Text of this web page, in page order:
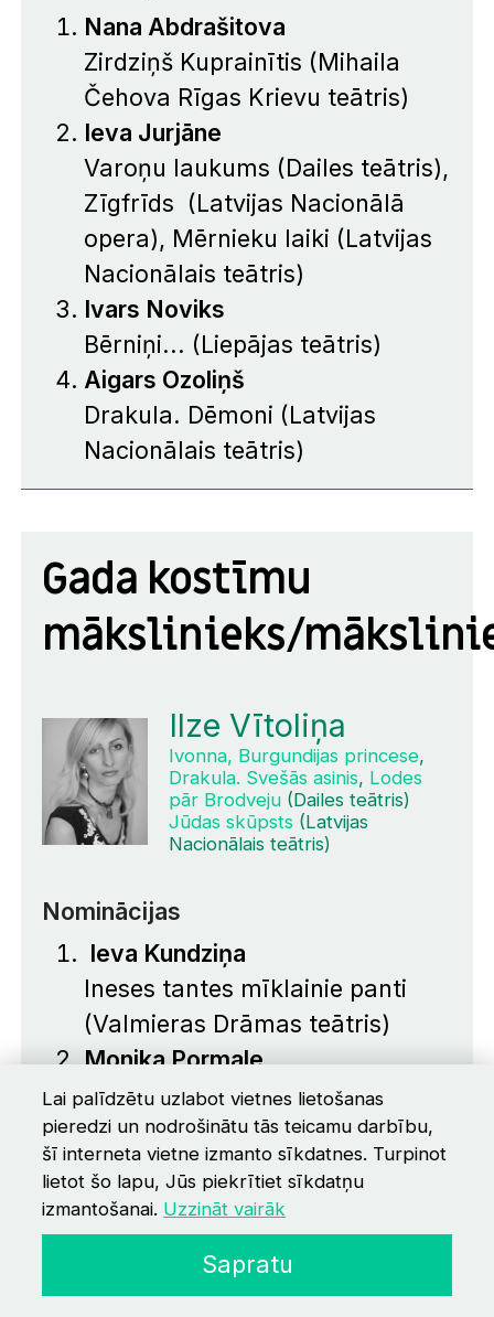
Nana Abdrašitova
Zirdziņš Kuprainītis (Mihaila
Čehova Rīgas Krievu teātris)
Ieva Jurjāne
Varoņu laukums (Dailes teātris),
Zīgfrīds (Latvijas Nacionālā
opera), Mērnieku laiki (Latvijas
Nacionālais teātris)
Ivars Noviks
Bērniņi... (Liepājas teātris)
Aigars Ozoliņš
Drakula. Dēmoni (Latvijas
Nacionālais teātris)
Gada kostīmu
mākslinieks/
Ilze Vītoliņa
Ivonna, Burgundijas princese,
Drakula. Svešās asinis, Lodes
pār Brodveju(Dailes teātris)
Jūdas skūpsts(Latvijas
Nacionālais teātris)
Nominācijas
Ieva Kundziņa
Ineses tantes mīklainie panti
(Valmieras Drāmas teātris)
Monika Pormale
Klusuma skaņas. Saimona un
Garfunkela koncerts Rīgā
1968.gadā, kurš nekad nenotika
(Jaunais Rīgas teātris)
Lai palīdzētu uzlabot vietnes lietošanas
pieredzi un nodrošinātu tās teicamu darbību,
šī interneta vietne izmanto sīkdatnes. Turpinot
lietot šo lapu, Jūs piekrītiet sīkdatņu
izmantošanai. Uzzināt vairāk
Sapratu